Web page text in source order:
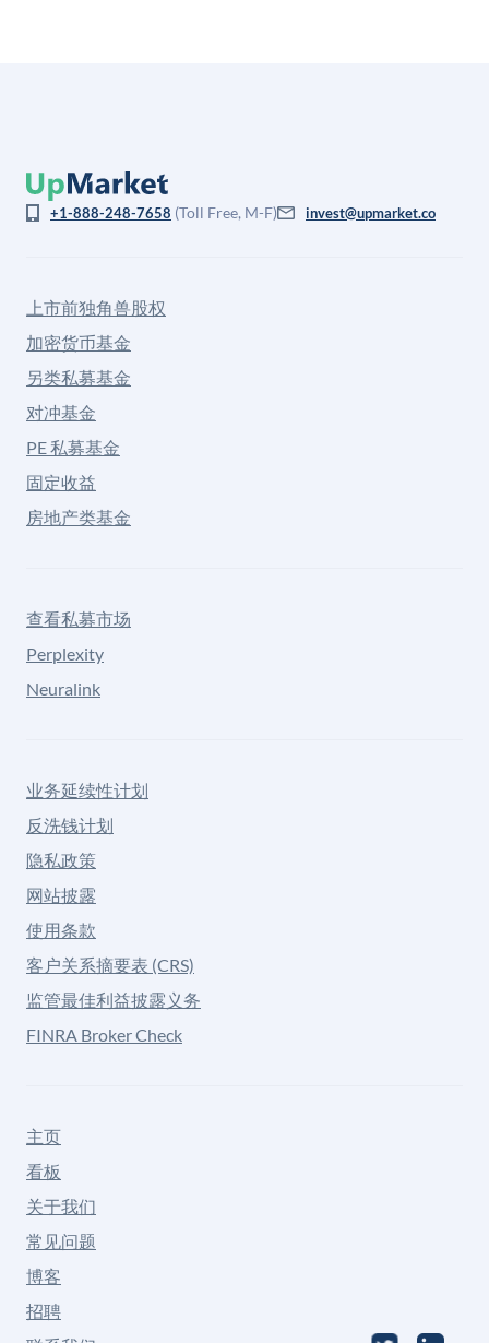
+1-888-248-7658 (Toll Free, M-F) invest@upmarket.co
上市前独角兽股权
加密货币基金
另类私募基金
对冲基金
PE 私募基金
固定收益
房地产类基金
查看私募市场
Perplexity
Neuralink
业务延续性计划
反洗钱计划
隐私政策
网站披露
使用条款
客户关系摘要表 (CRS)
监管最佳利益披露义务
FINRA Broker Check
主页
看板
关于我们
常见问题
博客
招聘